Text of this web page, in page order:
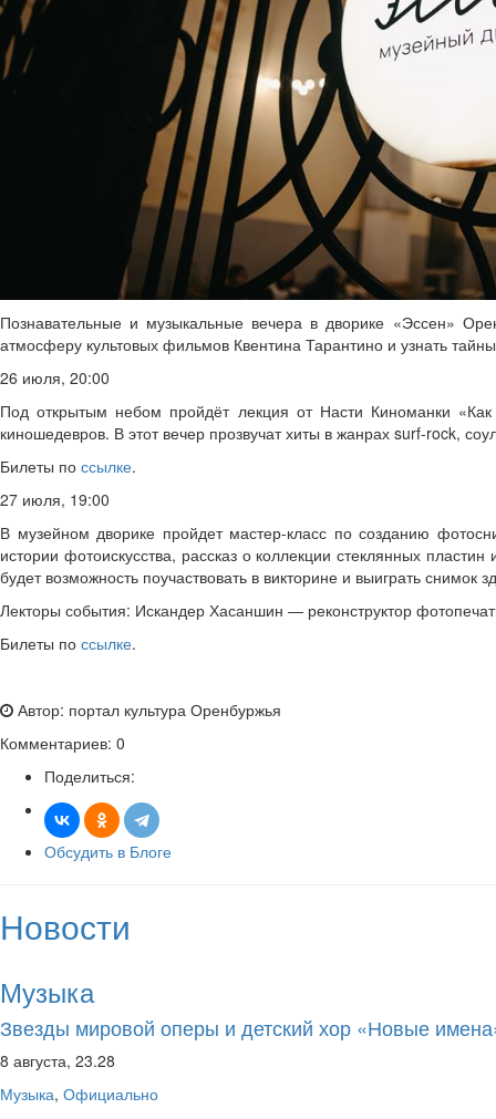
Познавательные и музыкальные вечера в дворике «Эссен»
атмосферу культовых фильмов Квентина Тарантино и узнать
26 июля, 20:00
Под открытым небом пройдёт лекция от Насти Киноманки
киношедевров. В этот вечер прозвучат хиты в жанрах surf-rock,
Билеты по ссылке.
27 июля, 19:00
В музейном дворике пройдет мастер-класс по созданию
истории фотоискусства, рассказ о коллекции стеклянных
будет возможность поучаствовать в викторине и выиграть снимок
Лекторы события: Искандер Хасаншин — реконструктор
Билеты по ссылке.
Автор: портал культура Оренбуржья
Комментариев: 0
Поделиться:
Обсудить в Блоге
Новости
Музыка
Звезды мировой оперы и детский хор «Новые
8 августа, 23.28
Музыка, Официально